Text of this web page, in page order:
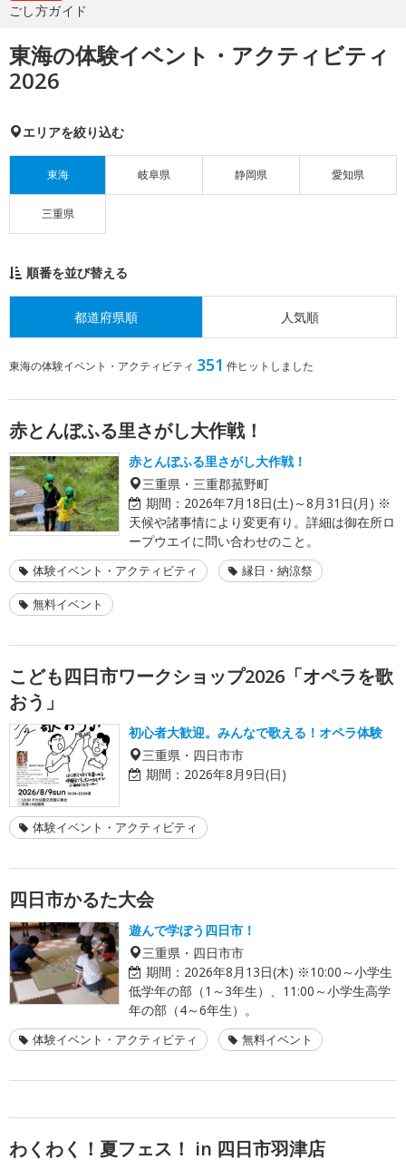
ごし方ガイド
東海の体験イベント・アクティビティ
2026
エリアを絞り込む
東海 岐阜県 静岡県 愛知県
三重県
順番を並び替える
都道府県順 人気順
東海の体験イベント・アクティビティ 351 件ヒットしました
赤とんぼふる里さがし大作戦！
赤とんぼふる里さがし大作戦！
三重県・三重郡菰野町
期間： 2026年7月18日(土)～8月31日(月) ※
天候や諸事情により変更有り。詳細は御在所ロ
ープウエイに問い合わせのこと。
体験イベント・アクティビティ 縁日・納涼祭
無料イベント
こども四日市ワークショップ2026「オペラを歌
おう」
初心者大歓迎。みんなで歌える！オペラ体験
三重県・四日市市
期間： 2026年8月9日(日)
体験イベント・アクティビティ
四日市かるた大会
遊んで学ぼう四日市！
三重県・四日市市
期間： 2026年8月13日(木) ※10:00～小学生
低学年の部（1～3年生）、11:00～小学生高学
年の部（4～6年生）。
体験イベント・アクティビティ 無料イベント
わくわく！夏フェス！ in 四日市羽津店